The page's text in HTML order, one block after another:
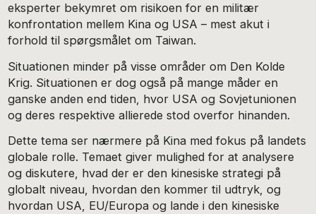
eksperter bekymret om risikoen for en militær
konfrontation mellem Kina og USA – mest akut i
forhold til spørgsmålet om Taiwan.
Situationen minder på visse områder om Den Kolde
Krig. Situationen er dog også på mange måder en
ganske anden end tiden, hvor USA og Sovjetunionen
og deres respektive allierede stod overfor hinanden.
Dette tema ser nærmere på Kina med fokus på landets
globale rolle. Temaet giver mulighed for at analysere
og diskutere, hvad der er den kinesiske strategi på
globalt niveau, hvordan den kommer til udtryk, og
hvordan USA, EU/Europa og lande i den kinesiske